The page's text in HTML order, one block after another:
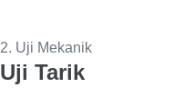
2. Uji Mekanik
Uji Tarik